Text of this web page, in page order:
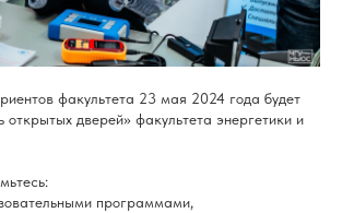
факультета 23 мая 2024 года будет
открытых дверей» факультета энергетики и
программами,